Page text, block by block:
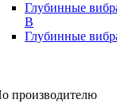
Глубинные
В
Глубинные
производителю